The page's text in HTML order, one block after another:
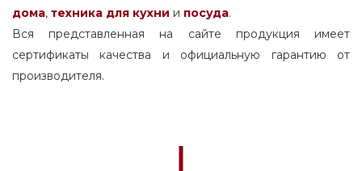
дома, техника для кухни и посуда.
Вся представленная на сайте продукция имеет
сертификаты качества и официальную гарантию от
производителя.